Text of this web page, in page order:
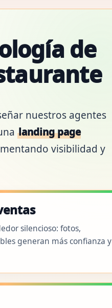
de
nuestros agentes
landing page
visibilidad y
silencioso: fotos,
generan más confianza y